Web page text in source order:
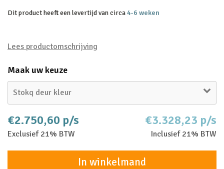
Dit product heeft een levertijd van circa4-6 weken
Lees productomschrijving
Maak uw keuze
Stokq deur kleur
€2.750,60 p/s
Exclusief 21% BTW
€3.328,23 p/s
Inclusief 21% BTW
In winkelmand